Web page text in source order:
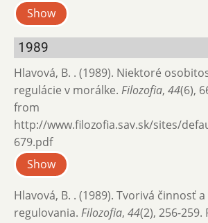
Show
1989
Hlavová, B. . (1989). Niektoré
regulácie v morálke. Filozofia, 44(6),
from
http://www.filozofia.sav.sk/sites/
679.pdf
Show
Hlavová, B. . (1989). Tvorivá činnosť
regulovania. Filozofia, 44(2), 256-